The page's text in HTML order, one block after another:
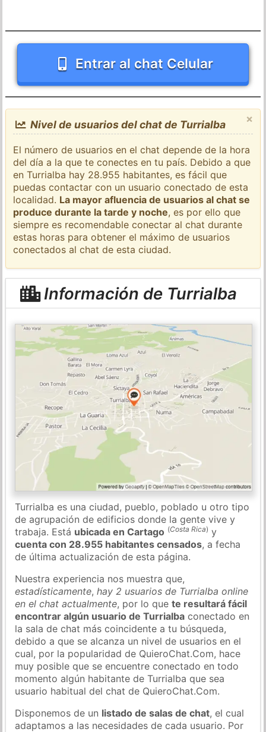
Entrar al chat Celular
×
Nivel de usuarios del chat de Turrialba
El número de usuarios en el chat depende de la hora
del día a la que te conectes en tu país. Debido a que
en Turrialba hay 28.955 habitantes, es fácil que
puedas contactar con un usuario conectado de esta
localidad. La mayor afluencia de usuarios al chat se
produce durante la tarde y noche, es por ello que
siempre es recomendable conectar al chat durante
estas horas para obtener el máximo de usuarios
conectados al chat de esta ciudad.
Información de Turrialba
Turrialba es una ciudad, pueblo, poblado u otro tipo
de agrupación de edificios donde la gente vive y
trabaja. Está ubicada en Cartago (Costa Rica) y
cuenta con 28.955 habitantes censados, a fecha
de última actualización de esta página.
Nuestra experiencia nos muestra que,
estadísticamente,hay 2 usuarios de Turrialba online
en el chat actualmente, por lo quete resultará fácil
encontrar algún usuario de Turrialba conectado en
la sala de chat más coincidente a tu búsqueda,
debido a que se alcanza un nivel de usuarios en el
cual, por la popularidad de QuieroChat.Com, hace
muy posible que se encuentre conectado en todo
momento algún habitante de Turrialba que sea
usuario habitual del chat de QuieroChat.Com.
Disponemos de un listado de salas de chat, el cual
adaptamos a las necesidades de cada usuario. Por